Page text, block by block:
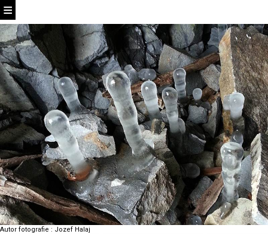
Autor fotografie : Jozef Halaj